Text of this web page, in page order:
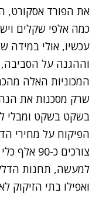
את הפורד אסקורט,
כמה אלפי שקלים
עכשיו, אולי
וההגנה על הסביבה,
המכוניות האלה
שרק מסכנות את
בשקט בשקט ומבלי
צורכים כ-90 אלף כלי רכב משנת ייצור 1994 ומטה.
למעשה, תחנות הדלק
ואפילו בתי הזיקוק